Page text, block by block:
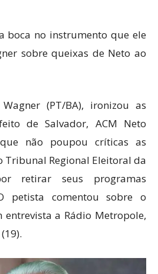
boca no instrumento que ele
sobre queixas de Neto ao
(PT/BA), ironizou as
de Salvador, ACM Neto
não poupou críticas as
Tribunal Regional Eleitoral da
retirar seus programas
petista comentou sobre o
a Rádio Metropole,